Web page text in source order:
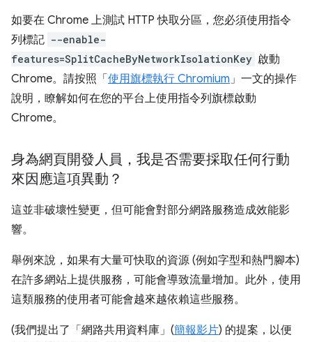
如要在 Chrome 上測試 HTTP 快取分區，您必須使用指令
列標記 --enable-
features=SplitCacheByNetworkIsolationKey 啟動
Chrome。請按照「 使用旗標執行 Chromium」一文的操作
說明，瞭解如何在您的平台上使用指令列旗標啟動
Chrome。
身為網頁開發人員，我是否需要採取任何行動
來因應這項異動？
這並非破壞性變更，但可能會對部分網路服務造成效能影
響。
舉例來說，如果有大量可快取的資源 (例如字型和熱門腳本)
在許多網站上提供服務，可能會導致流量增加。此外，使用
這類服務的使用者可能會越來越依賴這些服務。
(我們提出了「網路共用資料庫」 (簡報影片) 的提案，以便